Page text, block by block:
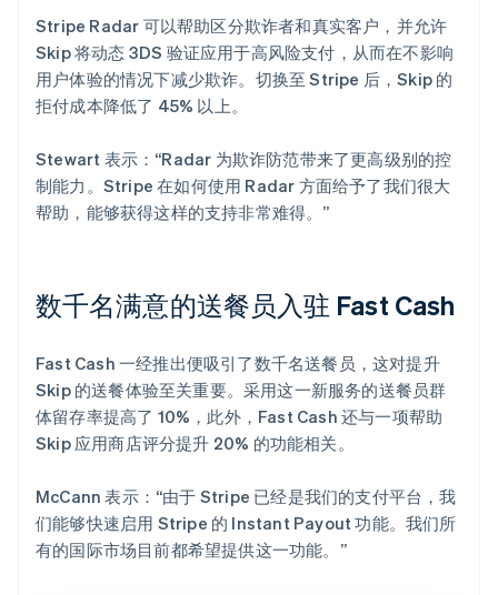
Stripe Radar 可以帮助区分欺诈者和真实客户，并允许
Skip 将动态 3DS 验证应用于高风险支付，从而在不影响
用户体验的情况下减少欺诈。切换至 Stripe 后，Skip 的
拒付成本降低了 45% 以上。
Stewart 表示：“Radar 为欺诈防范带来了更高级别的控
制能力。Stripe 在如何使用 Radar 方面给予了我们很大
帮助，能够获得这样的支持非常难得。”
数千名满意的送餐员入驻 Fast Cash
Fast Cash 一经推出便吸引了数千名送餐员，这对提升
Skip 的送餐体验至关重要。采用这一新服务的送餐员群
体留存率提高了 10%，此外，Fast Cash 还与一项帮助
Skip 应用商店评分提升 20% 的功能相关。
McCann 表示：“由于 Stripe 已经是我们的支付平台，我
们能够快速启用 Stripe 的 Instant Payout 功能。我们所
有的国际市场目前都希望提供这一功能。”